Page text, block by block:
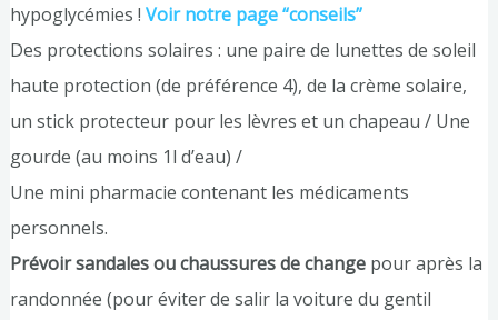
hypoglycémies ! Voir notre page “conseils”
Des protections solaires : une paire de lunettes de soleil
haute protection (de préférence 4), de la crème solaire,
un stick protecteur pour les lèvres et un chapeau / Une
gourde (au moins 1l d’eau) /
Une mini pharmacie contenant les médicaments
personnels.
Prévoir sandales ou chaussures de change pour après la
randonnée (pour éviter de salir la voiture du gentil